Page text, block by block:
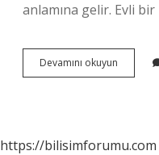
anlamına gelir. Evli bir
Devamını okuyun
I
https://bilisimforumu.com